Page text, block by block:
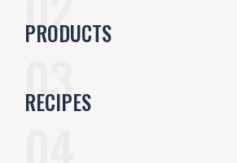
PRODUCTS
RECIPES